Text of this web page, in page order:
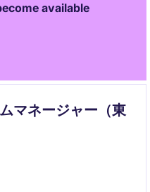
available
マネージャー（東